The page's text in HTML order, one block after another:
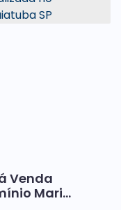
Venda
Maria